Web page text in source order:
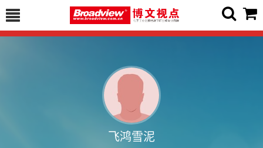
飞鸿雪泥